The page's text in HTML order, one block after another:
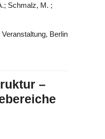
Schmalz, M. ;
Berlin
–